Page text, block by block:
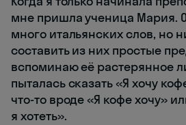
мне пришла ученица Мария.
много итальянских слов, но
составить из них простые
вспоминаю её растерянное
пыталась сказать «Я хочу
что-то вроде «Я кофе хочу»
я хотеть».